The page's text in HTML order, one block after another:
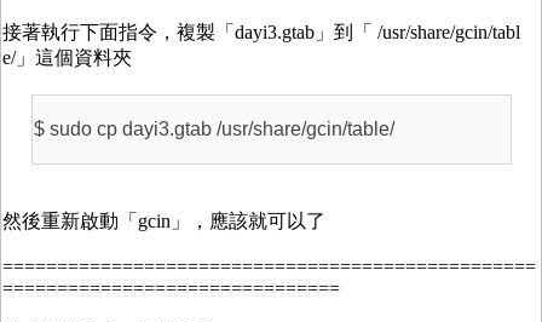
接著執行下面指令，複製「dayi3.gtab」到「 /usr/share/gcin/tabl
e/」這個資料夾
$ sudo cp dayi3.gtab /usr/share/gcin/table/
然後重新啟動「gcin」，應該就可以了
=================================================
===============================